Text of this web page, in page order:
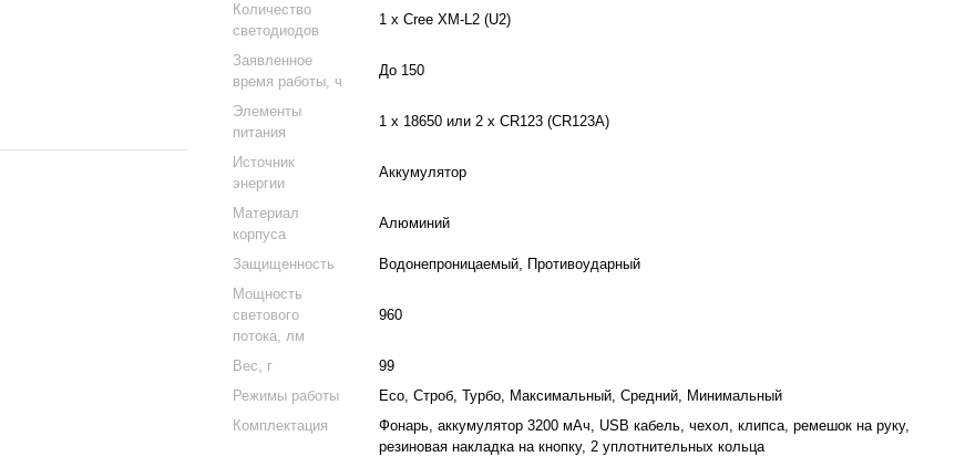
Количество
светодиодов
1 х Cree XM-L2 (U2)
Заявленное
время работы, ч
До 150
Элементы
питания
1 x 18650 или 2 x CR123 (CR123A)
Источник
энергии
Аккумулятор
Материал
корпуса
Алюминий
Защищенность
Водонепроницаемый, Противоударный
Мощность
светового
потока, лм
960
Вес, г
99
Режимы работы
Есо, Строб, Турбо, Максимальный, Средний, Минимальный
Комплектация
Фонарь, аккумулятор 3200 мАч, USB кабель, чехол, клипса, ремешок на руку,
резиновая накладка на кнопку, 2 уплотнительных кольца